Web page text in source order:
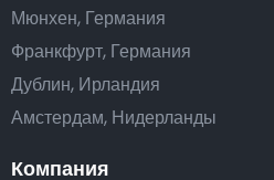
Компания
Мюнхен, Германия
Франкфурт, Германия
Дублин, Ирландия
Амстердам, Нидерланды